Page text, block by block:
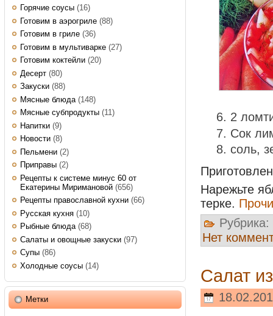
Горячие соусы (16)
Готовим в аэрогриле (88)
Готовим в гриле (36)
Готовим в мультиварке (27)
Готовим коктейли (20)
Десерт (80)
Закуски (88)
Мясные блюда (148)
Мясные субпродукты (11)
Напитки (9)
Новости (8)
Пельмени (2)
Приправы (2)
Рецепты к системе минус 60 от
Екатерины Миримановой (656)
Рецепты православной кухни (66)
Русская кухня (10)
Рыбные блюда(68)
Салаты и овощные закуски (97)
Супы (86)
Холодные соусы (14)
Метки
2
Сок
соль,
Нарежьте
терке.
Рубрика:
Нет
Салат